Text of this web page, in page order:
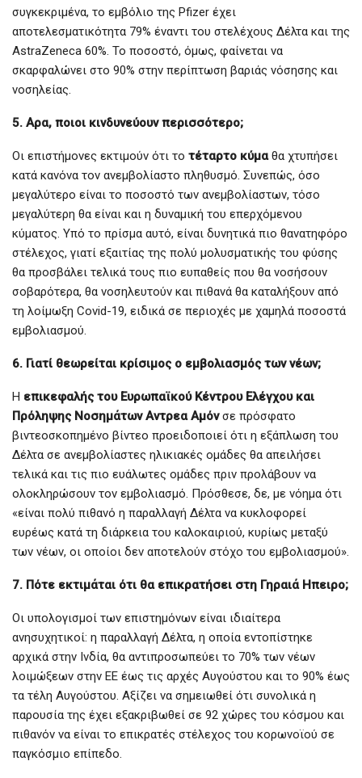
συγκεκριμένα, το εμβόλιο της Pfizer έχει
αποτελεσματικότητα 79% έναντι του στελέχους Δέλτα και της
AstraZeneca 60%. Το ποσοστό, όμως, φαίνεται να
σκαρφαλώνει στο 90% στην περίπτωση βαριάς νόσησης και
νοσηλείας.
5. Αρα, ποιοι κινδυνεύουν περισσότερο;
Οι επιστήμονες εκτιμούν ότι το τέταρτο κύμαθα χτυπήσει
κατά κανόνα τον ανεμβολίαστο πληθυσμό. Συνεπώς, όσο
μεγαλύτερο είναι το ποσοστό των ανεμβολίαστων, τόσο
μεγαλύτερη θα είναι και η δυναμική του επερχόμενου
κύματος. Υπό το πρίσμα αυτό, είναι δυνητικά πιο θανατηφόρο
στέλεχος, γιατί εξαιτίας της πολύ μολυσματικής του φύσης
θα προσβάλει τελικά τους πιο ευπαθείς που θα νοσήσουν
σοβαρότερα, θα νοσηλευτούν και πιθανά θα καταλήξουν από
τη λοίμωξη Covid-19, ειδικά σε περιοχές με χαμηλά ποσοστά
εμβολιασμού.
6. Γιατί θεωρείται κρίσιμος ο εμβολιασμός των νέων;
Η επικεφαλής του Ευρωπαϊκού Κέντρου Ελέγχου και
Πρόληψης Νοσημάτων Αντρεα Αμόνσε πρόσφατο
βιντεοσκοπημένο βίντεο προειδοποιεί ότι η εξάπλωση του
Δέλτα σε ανεμβολίαστες ηλικιακές ομάδες θα απειλήσει
τελικά και τις πιο ευάλωτες ομάδες πριν προλάβουν να
ολοκληρώσουν τον εμβολιασμό. Πρόσθεσε, δε, με νόημα ότι
«είναι πολύ πιθανό η παραλλαγή Δέλτα να κυκλοφορεί
ευρέως κατά τη διάρκεια του καλοκαιριού, κυρίως μεταξύ
των νέων, οι οποίοι δεν αποτελούν στόχο του εμβολιασμού».
7. Πότε εκτιμάται ότι θα επικρατήσει στη Γηραιά Ηπειρο;
Οι υπολογισμοί των επιστημόνων είναι ιδιαίτερα
ανησυχητικοί: η παραλλαγή Δέλτα, η οποία εντοπίστηκε
αρχικά στην Ινδία, θα αντιπροσωπεύει το 70% των νέων
λοιμώξεων στην ΕΕ έως τις αρχές Αυγούστου και το 90% έως
τα τέλη Αυγούστου. Αξίζει να σημειωθεί ότι συνολικά η
παρουσία της έχει εξακριβωθεί σε 92 χώρες του κόσμου και
πιθανόν να είναι το επικρατές στέλεχος του κορωνοϊού σε
παγκόσμιο επίπεδο.